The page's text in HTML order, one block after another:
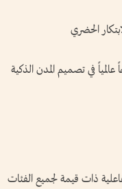
الحضري
في تصميم المدن الذكية
ذات قيمة لجميع الفئات